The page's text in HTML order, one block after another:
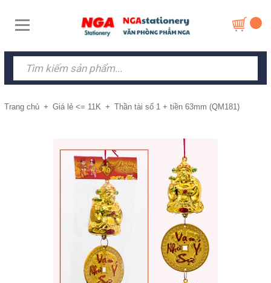
Trang chủ + Giá lẻ <= 11K + Thần tài số 1 + tiền 63mm (QM181)